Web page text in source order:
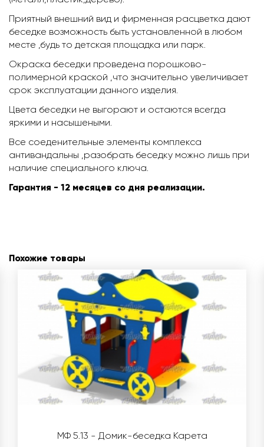
Приятный внешний вид и фирменная расцветка дают
беседке возможность быть установленной в любом
месте ,будь то детская площадка или парк.
Окраска беседки проведена порошково-
полимерной краской ,что значительно увеличивает
срок эксплуатации данного изделия.
Цвета беседки не выгорают и остаются всегда
яркими и насышеными.
Все соеденительные элементы комплекса
антивандальны ,разобрать беседку можно лишь при
наличие специального ключа.
Гарантия - 12 месяцев со дня реализации.
Похожие товары
МФ 5.13 - Домик-беседка Карета